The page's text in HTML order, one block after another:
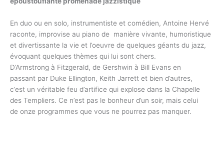
En duo ou en solo, instrumentiste et comédien, Antoine Hervé
raconte, improvise au piano de manière vivante, humoristique
et divertissante la vie et l’oeuvre de quelques géants du jazz,
évoquant quelques thèmes qui lui sont chers.
D’Armstrong à Fitzgerald, de Gershwin à Bill Evans en
passant par Duke Ellington, Keith Jarrett et bien d’autres,
c’est un véritable feu d’artifice qui explose dans la Chapelle
des Templiers. Ce n’est pas le bonheur d’un soir, mais celui
de onze programmes que vous ne pourrez pas manquer.